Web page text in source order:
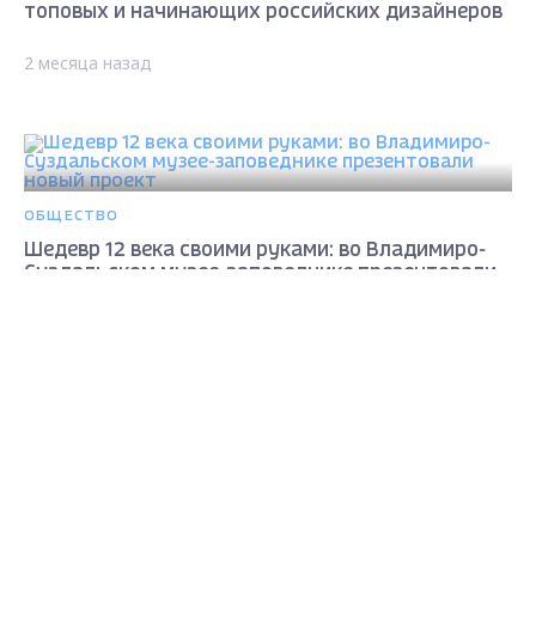
топовых и начинающих российских дизайнеров
2 месяца назад
ОБЩЕСТВО
Шедевр 12 века своими руками: во Владимиро-
Суздальском музее-заповеднике презентовали